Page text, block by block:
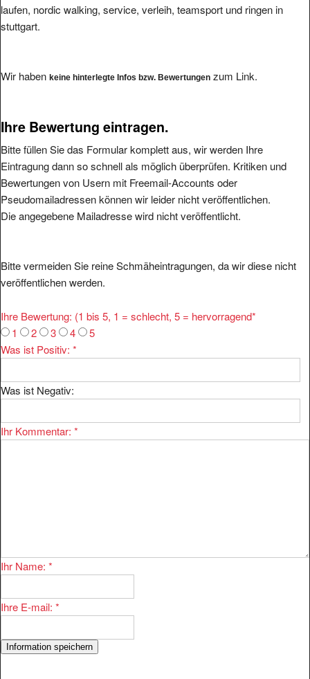
laufen, nordic walking, service, verleih, teamsport und ringen in
stuttgart.
Wir haben keine hinterlegte Infos bzw. Bewertungen zum Link.
Ihre Bewertung eintragen.
Bitte füllen Sie das Formular komplett aus, wir werden Ihre
Eintragung dann so schnell als möglich überprüfen. Kritiken und
Bewertungen von Usern mit Freemail-Accounts oder
Pseudomailadressen können wir leider nicht veröffentlichen.
Die angegebene Mailadresse wird nicht veröffentlicht.
Bitte vermeiden Sie reine Schmäheintragungen, da wir diese nicht
veröffentlichen werden.
Ihre Bewertung: (1 bis 5, 1 = schlecht, 5 = hervorragend*
1
2 3 4
5
Was ist Positiv: *
Was ist Negativ:
Ihr Kommentar: *
Ihr Name: *
Ihre E-mail: *